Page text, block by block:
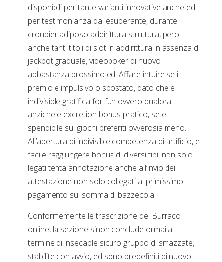
disponibili per tante varianti innovative anche ed
per testimonianza dal esuberante, durante
croupier adiposo addirittura struttura, pero
anche tanti titoli di slot in addirittura in assenza di
jackpot graduale, videopoker di nuovo
abbastanza prossimo ed. Affare intuire se il
premio e impulsivo o spostato, dato che e
indivisible gratifica for fun ovvero qualora
anziche e excretion bonus pratico, se e
spendibile sui giochi preferiti ovverosia meno.
All’apertura di indivisible competenza di artificio, e
facile raggiungere bonus di diversi tipi, non solo
legati tenta annotazione anche all’invio dei
attestazione non solo collegati al primissimo
pagamento sul somma di bazzecola.
Conformemente le trascrizione del Burraco
online, la sezione sinon conclude ormai al
termine di insecable sicuro gruppo di smazzate,
stabilite con avvio, ed sono predefiniti di nuovo